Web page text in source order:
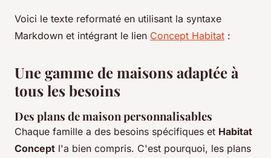
Voici le texte reformaté en utilisant la syntaxe
Markdown et intégrant le lien Concept Habitat :
Une gamme de maisons adaptée à
tous les besoins
Des plans de maison personnalisables
Chaque famille a des besoins spécifiques et Habitat
Concept l'a bien compris. C'est pourquoi, les plans